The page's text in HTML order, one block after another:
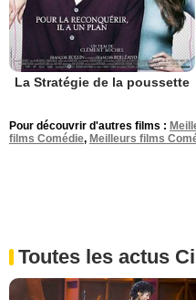
La Stratégie de la poussette
Pour découvrir d'autres films :
films Comédie, Meilleurs films
Toutes les actus